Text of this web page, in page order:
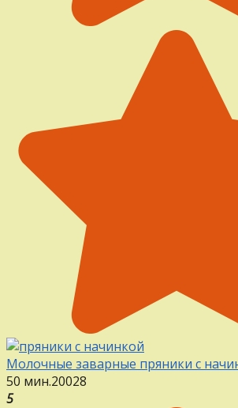
Молочные заварные пряники с
50 мин.20028
5